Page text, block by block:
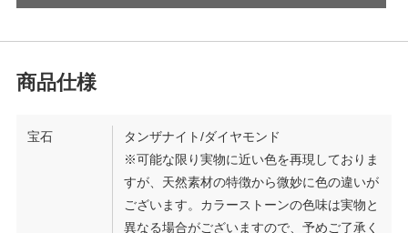
宝石
タンザナイト/ダイヤモンド
※可能な限り実物に近い色を再現しておりま
すが、天然素材の特徴から微妙に色の違いが
ございます。カラーストーンの色味は実物と
異なる場合がございますので、予めご了承く